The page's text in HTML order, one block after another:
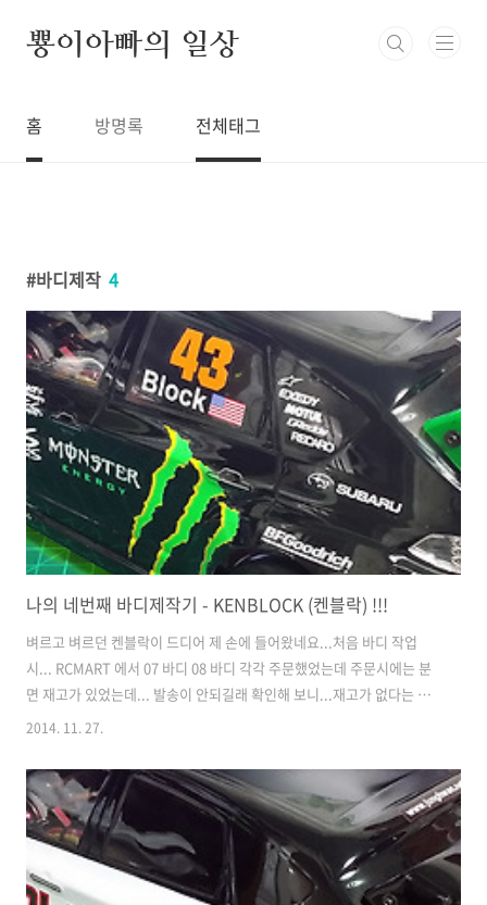
뿅이아빠의 일상
홈 방명록 전체태그
바디제작 4
나의 네번째 바디제작기 - KENBLOCK (켄블락) !!!
벼르고 벼르던 켄블락이 드디어 제 손에 들어왔네요...처음 바디 작업
시... RCMART 에서 07 바디 08 바디 각각 주문했었는데 주문시에는 분
면 재고가 있었는데... 발송이 안되길래 확인해 보니...재고가 없다는 회
신을 받았습니다.... 어절수 없이 주문 취소하고... 07바디를 두개 구입해
었었죠... 그럼 작업 이미지 첨부합니다. : 사용할 언더네온 LED... 당연
히 초록색~ : 참고할 이미지 들과 작업할 바디... : 커팅 후 세척, 건조중..
: 마스킹 작업을 합니다. 순서는...1. 바디에 포함된 윈도우용 마스킹 부
착 이 부분 커팅..2. 흰색으로 도색할 부분 마스킹 - 전체를 마스킹 하는
것이 아니라 좁은 부분이나 검..
2014. 11. 27.